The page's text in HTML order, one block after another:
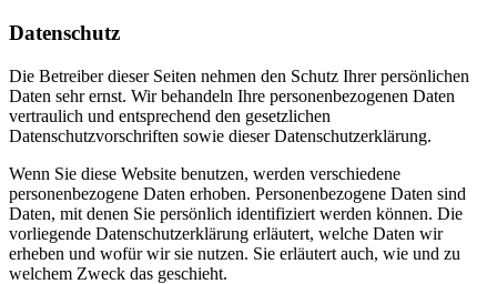
Datenschutz
Die Betreiber dieser Seiten nehmen den Schutz Ihrer persönlichen
Daten sehr ernst. Wir behandeln Ihre personenbezogenen Daten
vertraulich und entsprechend den gesetzlichen
Datenschutzvorschriften sowie dieser Datenschutzerklärung.
Wenn Sie diese Website benutzen, werden verschiedene
personenbezogene Daten erhoben. Personenbezogene Daten sind
Daten, mit denen Sie persönlich identifiziert werden können. Die
vorliegende Datenschutzerklärung erläutert, welche Daten wir
erheben und wofür wir sie nutzen. Sie erläutert auch, wie und zu
welchem Zweck das geschieht.